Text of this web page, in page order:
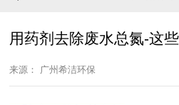
用药剂去除废水总氮-这
来源： 广州希洁环保